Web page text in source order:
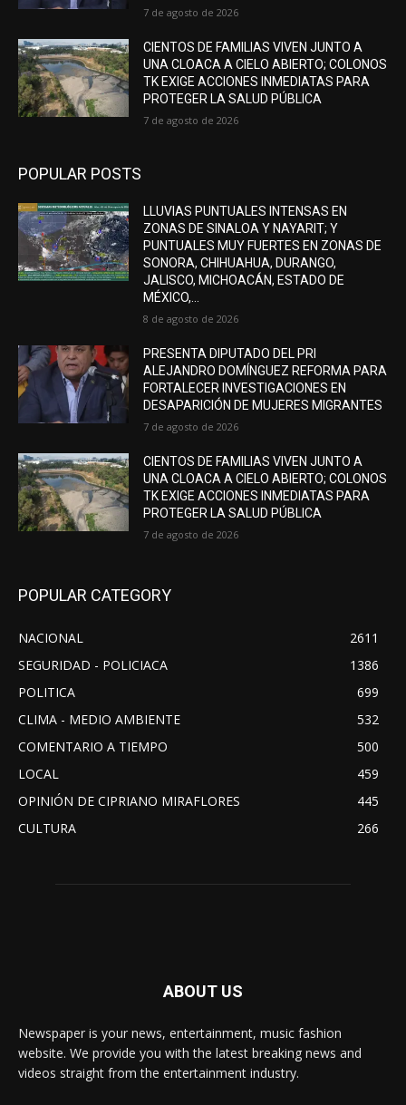
7 de agosto de 2026
CIENTOS DE FAMILIAS VIVEN JUNTO A
UNA CLOACA A CIELO ABIERTO; COLONOS
TK EXIGE ACCIONES INMEDIATAS PARA
PROTEGER LA SALUD PÚBLICA
7 de agosto de 2026
POPULAR POSTS
LLUVIAS PUNTUALES INTENSAS EN
ZONAS DE SINALOA Y NAYARIT; Y
PUNTUALES MUY FUERTES EN ZONAS DE
SONORA, CHIHUAHUA, DURANGO,
JALISCO, MICHOACÁN, ESTADO DE
MÉXICO,...
8 de agosto de 2026
PRESENTA DIPUTADO DEL PRI
ALEJANDRO DOMÍNGUEZ REFORMA PARA
FORTALECER INVESTIGACIONES EN
DESAPARICIÓN DE MUJERES MIGRANTES
7 de agosto de 2026
CIENTOS DE FAMILIAS VIVEN JUNTO A
UNA CLOACA A CIELO ABIERTO; COLONOS
TK EXIGE ACCIONES INMEDIATAS PARA
PROTEGER LA SALUD PÚBLICA
7 de agosto de 2026
POPULAR CATEGORY
NACIONAL
2611
SEGURIDAD - POLICIACA
1386
POLITICA
699
CLIMA - MEDIO AMBIENTE
532
COMENTARIO A TIEMPO
500
LOCAL
459
OPINIÓN DE CIPRIANO MIRAFLORES
445
CULTURA
266
ABOUT US
Newspaper is your news, entertainment, music fashion
website. We provide you with the latest breaking news and
videos straight from the entertainment industry.